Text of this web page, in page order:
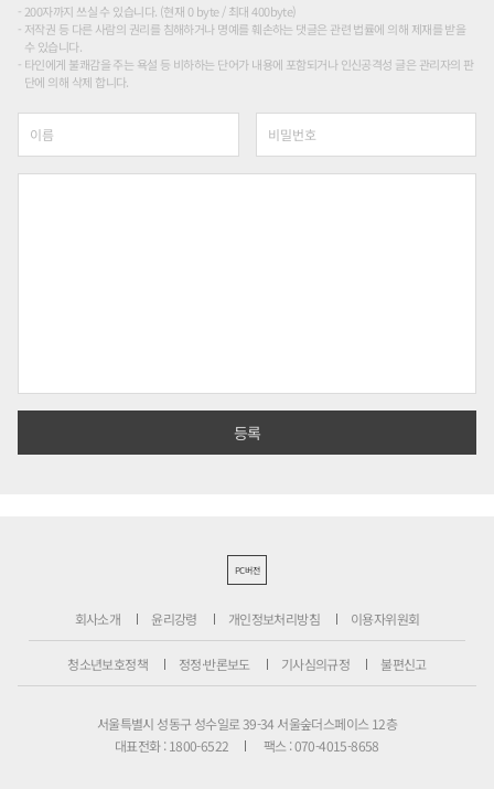
200자까지 쓰실 수 있습니다. (현재 0 byte / 최대 400byte)
저작권 등 다른 사람의 권리를 침해하거나 명예를 훼손하는 댓글은 관련 법률에 의해 제재를 받을
수 있습니다.
타인에게 불쾌감을 주는 욕설 등 비하하는 단어가 내용에 포함되거나 인신공격성 글은 관리자의 판
단에 의해 삭제 합니다.
PC버전
회사소개 윤리강령 개인정보처리방침 이용자위원회
청소년보호정책 정정·반론보도 기사심의규정 불편신고
서울특별시 성동구 성수일로 39-34 서울숲더스페이스 12층
대표전화 : 1800-6522
팩스 : 070-4015-8658